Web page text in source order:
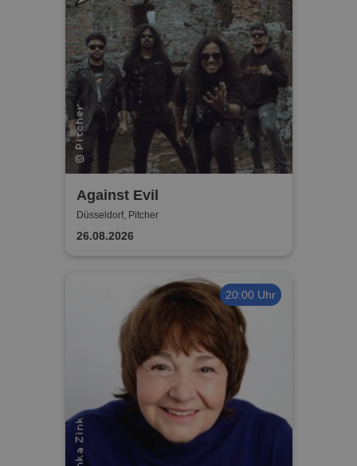
Against Evil
Düsseldorf, Pitcher
26.08.2026
20:00 Uhr